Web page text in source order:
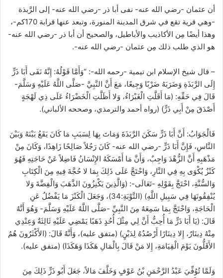
أن عثمان -رضي الله عنه- نفى أبا ذر -رضي الله عنه- إلى الرَّبذة
-وهي قرية تقع في شرق المدينة المنورة، وتبعد عنها قرابة 170كم-،
وهذا أيضًا مِن الأكاذيب والأباطيل، والصحيح أن أبا ذر -رضي الله عنه-
هو الذي طلب ذلك مِن عثمان -رضي الله عنه-.
– قال شيخ الإسلام ابن تيمية -رحمه الله-: “وَأَمَّا قَوْلُهُ: إِنَّهُ نَفَى أَبَا ذَرٍّ
إِلَى الرَّبَذَةِ وَضَرَبَهُ ضَرْبًا وَجِيعًا، مَعَ أَنَّ النَّبِيَّ -صَلَّى اللَّهُ عَلَيْهِ وَسَلَّمَ-
قَالَ فِي حَقِّهِ: (مَا أَقَلَّتِ الْغَبْرَاءُ، وَلا أَظَلَّتِ الْخَضْرَاءُ عَلَى ذِي لَهْجَةٍ
أَصْدَقَ مِنْ أَبِي ذَرٍّ) (رواه أحمد والترمذي، وصححه الألباني).
فَالْجَوَابُ: أَنَّ أَبَا ذَرٍّ سَكَنَ الرَّبَذَةَ وَمَاتَ بِهَا لِسَبَبِ مَا كَانَ يَقَعُ بَيْنَهُ وَبَيْنَ
النَّاسِ، فَإِنَّ أَبَا ذَرٍّ -رضي الله عنه- كَانَ رَجُلاً صَالِحًا زَاهِدًا، وَكَانَ مِنْ
مَذْهَبِهِ أَنَّ الزُّهْدَ وَاجِبٌ، وَأَنَّ مَا أَمْسَكَهُ الإِنْسَانُ فَاضِلاً عَنْ حَاجَتِهِ فَهُوَ
كَنْزٌ يُكْوَى بِهِ فِي النَّارِ، وَاحْتَجَّ عَلَى ذَلِكَ بِمَا لا حُجَّةَ فِيهِ مِنَ الْكِتَابِ
وَالسُّنَّةِ، احْتَجَّ بِقَوْلِهِ -تَعَالَى-: (وَالَّذِينَ يَكْنِزُونَ الذَّهَبَ وَالْفِضَّةَ وَلا
يُنْفِقُونَهَا فِي سَبِيلِ اللَّهِ) (التَّوْبَةِ:34)، وَجَعَلَ الْكَنْزَ مَا يَفْضُلُ عَنِ
الْحَاجَةِ، وَاحْتَجَّ بِمَا سَمِعَهُ مِنَ النَّبِيِّ -صَلَّى اللَّهُ عَلَيْهِ وَسَلَّمَ- وَهُوَ أَنَّهُ
قَالَ: (يَا أَبَا ذَرٍّ مَا أُحِبُّ أَنَّ لِي مِثْلَ أُحُدٍ ذَهَبًا يَمْضِي عَلَيْهِ ثَالِثَةٌ وَعِنْدِي
مِنْهُ دِينَارٌ، إِلا دِينَارًا أَرْصُدُهُ لِدَيْنٍ) (متفق عليه)، وَأَنَّهُ قَالَ: (الأَكْثَرُونَ هُمُ
الأَقَلُّونَ يَوْمَ الْقِيَامَةِ، إِلا مَنْ قَالَ بِالْمَالِ هَكَذَا وَهَكَذَا) (متفق عليه).
وَلَمَّا تُوُفِّيَ عَبْدُ الرَّحْمَنِ بْنُ عَوْفٍ وَخَلَّفَ مَالاً، جَعَلَ أَبُو ذَرٍّ ذَلِكَ مِنَ